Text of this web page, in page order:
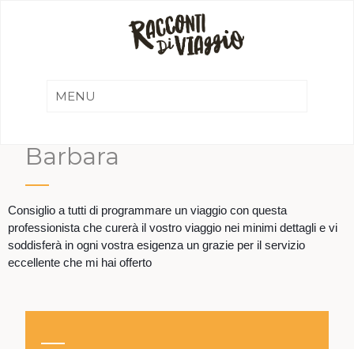
Barbara
Consiglio a tutti di programmare un viaggio con questa
professionista che curerà il vostro viaggio nei minimi dettagli e vi
soddisferà in ogni vostra esigenza un grazie per il servizio
eccellente che mi hai offerto